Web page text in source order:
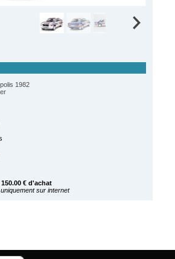
1982
€ d'achat
sur internet